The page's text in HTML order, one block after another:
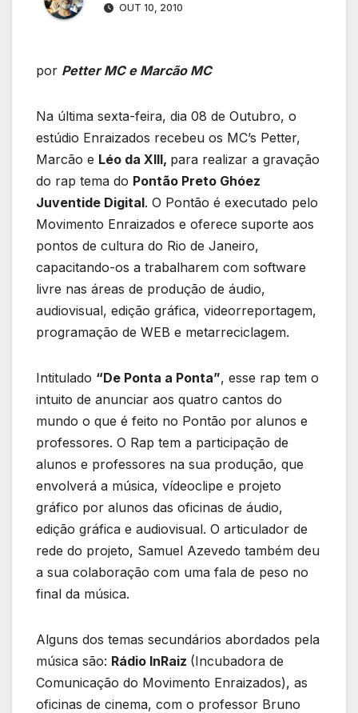
OUT 10, 2010
por Petter MC e Marcão MC
Na última sexta-feira, dia 08 de Outubro, o
estúdio Enraizados recebeu os MC’s Petter,
Marcão e Léo da XIII, para realizar a gravação
do rap tema do Pontão Preto Ghóez
Juventide Digital. O Pontão é executado pelo
Movimento Enraizados e oferece suporte aos
pontos de cultura do Rio de Janeiro,
capacitando-os a trabalharem com software
livre nas áreas de produção de áudio,
audiovisual, edição gráfica, videorreportagem,
programação de WEB e metarreciclagem.
Intitulado “De Ponta a Ponta”, esse rap tem o
intuito de anunciar aos quatro cantos do
mundo o que é feito no Pontão por alunos e
professores. O Rap tem a participação de
alunos e professores na sua produção, que
envolverá a música, vídeoclipe e projeto
gráfico por alunos das oficinas de áudio,
edição gráfica e audiovisual. O articulador de
rede do projeto, Samuel Azevedo também deu
a sua colaboração com uma fala de peso no
final da música.
Alguns dos temas secundários abordados pela
música são: Rádio InRaiz (Incubadora de
Comunicação do Movimento Enraizados), as
oficinas de cinema, com o professor Bruno